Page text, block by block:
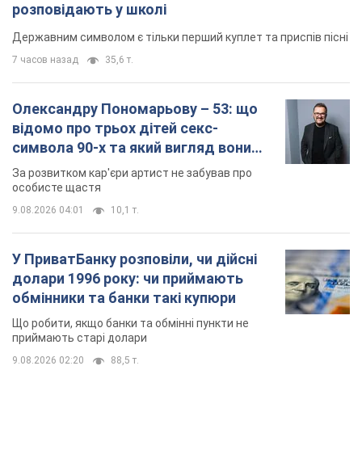
розповідають у школі
Державним символом є тільки перший куплет та приспів пісні
7 часов назад 35,6 т.
Олександру Пономарьову – 53: що
відомо про трьох дітей секс-
символа 90-х та який вигляд вони
мають
За розвитком кар'єри артист не забував про
особисте щастя
9.08.2026 04:01 10,1 т.
У ПриватБанку розповіли, чи дійсні
долари 1996 року: чи приймають
обмінники та банки такі купюри
Що робити, якщо банки та обмінні пункти не
приймають старі долари
9.08.2026 02:20 88,5 т.